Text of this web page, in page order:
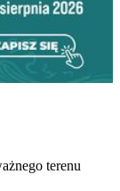
terenu